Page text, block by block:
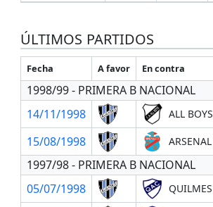
ÚLTIMOS PARTIDOS
Fecha A favor En contra
1998/99 - PRIMERA B NACIONAL
14/11/1998
ALL BOYS
15/08/1998
ARSENAL
1997/98 - PRIMERA B NACIONAL
05/07/1998
QUILMES